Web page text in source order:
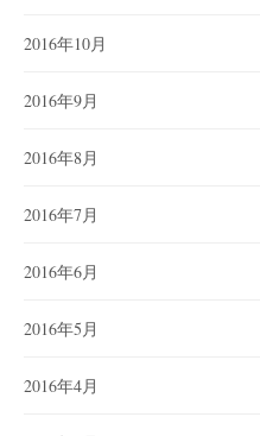
2016年10月
2016年9月
2016年8月
2016年7月
2016年6月
2016年5月
2016年4月